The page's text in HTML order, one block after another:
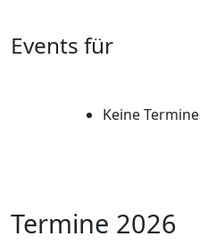
Events für
Keine Termine
Termine 2026